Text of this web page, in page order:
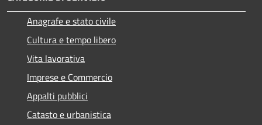
Anagrafe e stato civile
Cultura e tempo libero
Vita lavorativa
Imprese e Commercio
Appalti pubblici
Catasto e urbanistica